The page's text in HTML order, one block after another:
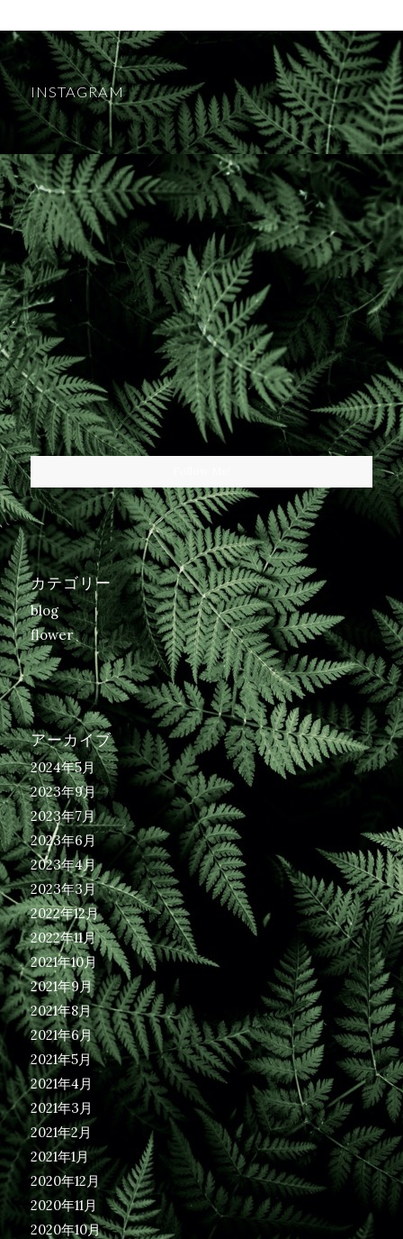
INSTAGRAM
カテゴリー
blog
flower
アーカイブ
2024年5月
2023年9月
2023年7月
2023年6月
2023年4月
2023年3月
2022年12月
2022年11月
2021年10月
2021年9月
2021年8月
2021年6月
2021年5月
2021年4月
2021年3月
2021年2月
2021年1月
2020年12月
2020年11月
2020年10月